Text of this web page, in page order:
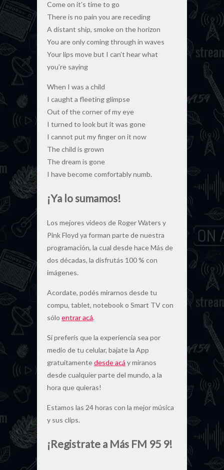
Come on it’s time to go
There is no pain you are receding
A distant ship, smoke on the horizon
You are only coming through in waves
Your lips move but I can’t hear what
you’re saying
When I was a child
I caught a fleeting glimpse
Out of the corner of my eye
I turned to look but it was gone
I cannot put my finger on it now
The child is grown
The dream is gone
I have become comfortably numb.
¡Ya lo sumamos!
Los mejores videos de Roger Waters y
Pink Floyd ya forman parte de nuestra
programación, la cual desde hace Más de
dos décadas, la disfrutás 100 % con
imágenes.
Acordate, podés mirarnos desde tu
compu, tablet, notebook o Smart TV con
sólo entrar acá.
Si preferís que la experiencia sea por
medio de tu celular, bajate la App
gratuitamentedesde acá y miranos
desde cualquier parte del mundo, a la
hora que quieras!
Estamos las 24 horas con la mejor música
y sus clips.
¡Registrate a Más FM 95 9!